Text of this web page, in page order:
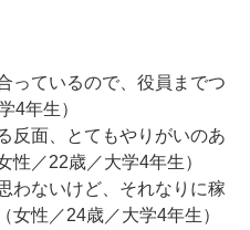
っているので、役員までつ
4年生）
反面、とてもやりがいのあ
性／22歳／大学4年生）
わないけど、それなりに稼
女性／24歳／大学4年生）